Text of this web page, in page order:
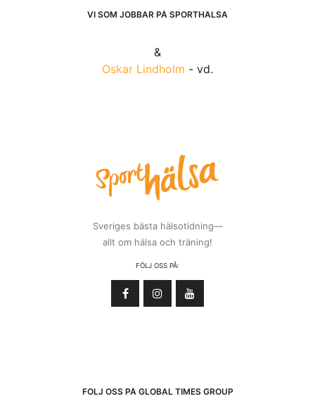
VI SOM JOBBAR PÅ SPORTHÄLSA
&
Oskar Lindholm - vd.
Sveriges bästa hälsotidning—
allt om hälsa och träning!
FÖLJ OSS PÅ:
FÖLJ OSS PÅ GLOBAL TIMES GROUP